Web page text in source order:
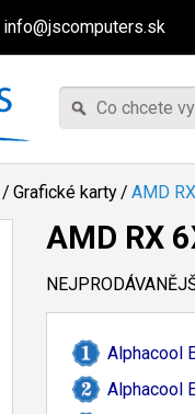
info@jscomputers.sk
/ Grafické karty/ AMD
AMD RX
Alphacool
Alphacool